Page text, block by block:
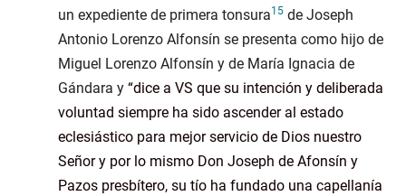
un expediente de primera tonsura15 de Joseph
Antonio Lorenzo Alfonsín se presenta como hijo de
Miguel Lorenzo Alfonsín y de María Ignacia de
Gándara y dice a VS que su intención y deliberada
voluntad siempre ha sido ascender al estado
eclesiástico para mejor servicio de Dios nuestro
Señor y por lo mismo Don Joseph de Afonsín y
Pazos presbítero, su tío ha fundado una capellanía